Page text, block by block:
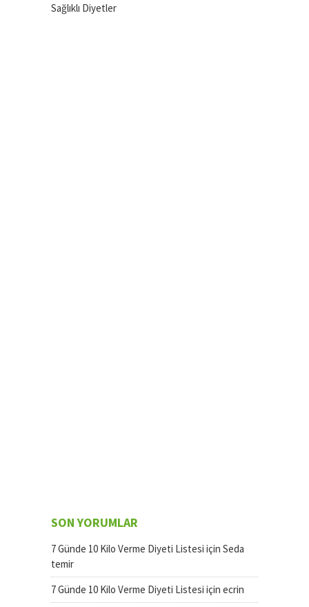
Sağlıklı Diyetler
SON YORUMLAR
7 Günde 10 Kilo Verme Diyeti Listesi için Seda
temir
7 Günde 10 Kilo Verme Diyeti Listesi için ecrin